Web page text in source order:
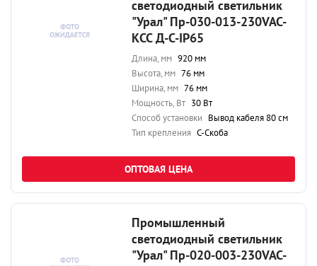
светодиодный светильник
"Урал" Пр-030-013-230VAC-
КСС Д-С-IP65
Длина, мм 920 мм
Высота, мм 76 мм
Ширина, мм 76 мм
Мощность, Вт 30 Вт
Способ установки Вывод кабеля 80 см
Тип крепления С-Скоба
ОПТОВАЯ ЦЕНА
Промышленный
светодиодный светильник
"Урал" Пр-020-003-230VAC-